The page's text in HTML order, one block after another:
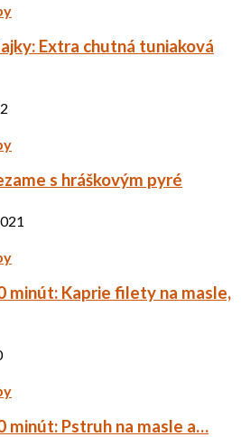
Extra chutná tuniaková
s hráškovým pyré
minút: Kaprie filety na masle,
minút: Pstruh na masle a…